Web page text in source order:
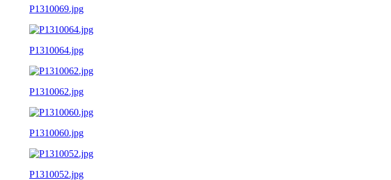
P1310069.jpg
P1310064.jpg
P1310062.jpg
P1310060.jpg
P1310052.jpg